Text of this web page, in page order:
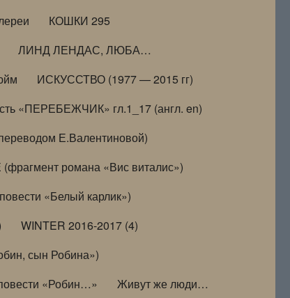
КОШКИ 295
ЛИНД ЛЕНДАС, ЛЮБА…
ИСКУССТВО (1977 — 2015 гг)
«ПЕРЕБЕЖЧИК» гл.1_17 (англ. en)
Е.Валентиновой)
романа «Вис виталис»)
«Белый карлик»)
WINTER 2016-2017 (4)
сын Робина»)
«Робин…»
Живут же люди…